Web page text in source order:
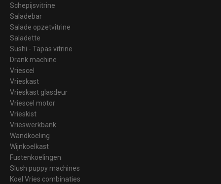
Schepijsvitrine
Saladebar
Salade opzetvitrine
Saladette
Sushi - Tapas vitrine
Drank machine
Vriescel
Vrieskast
Vrieskast glasdeur
Vriescel motor
Vrieskist
Vrieswerkbank
Wandkoeling
Wijnkoelkast
Fustenkoelingen
Slush puppy machines
Koel Vries combinaties